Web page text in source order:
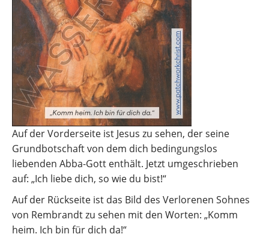
Auf der Vorderseite ist Jesus zu sehen, der seine
Grundbotschaft von dem dich bedingungslos
liebenden Abba-Gott enthält. Jetzt umgeschrieben
auf: „Ich liebe dich, so wie du bist!“
Auf der Rückseite ist das Bild des Verlorenen Sohnes
von Rembrandt zu sehen mit den Worten: „Komm
heim. Ich bin für dich da!“